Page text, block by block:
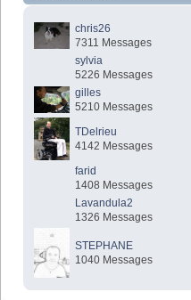
chris26
7311 Messages
sylvia
5226 Messages
gilles
5210 Messages
TDelrieu
4142 Messages
farid
1408 Messages
Lavandula2
1326 Messages
STEPHANE
1040 Messages